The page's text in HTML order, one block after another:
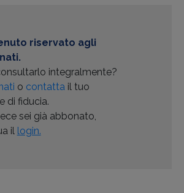
riservato agli
integralmente?
o contatta il tuo
di fiducia.
sei già abbonato,
il login.